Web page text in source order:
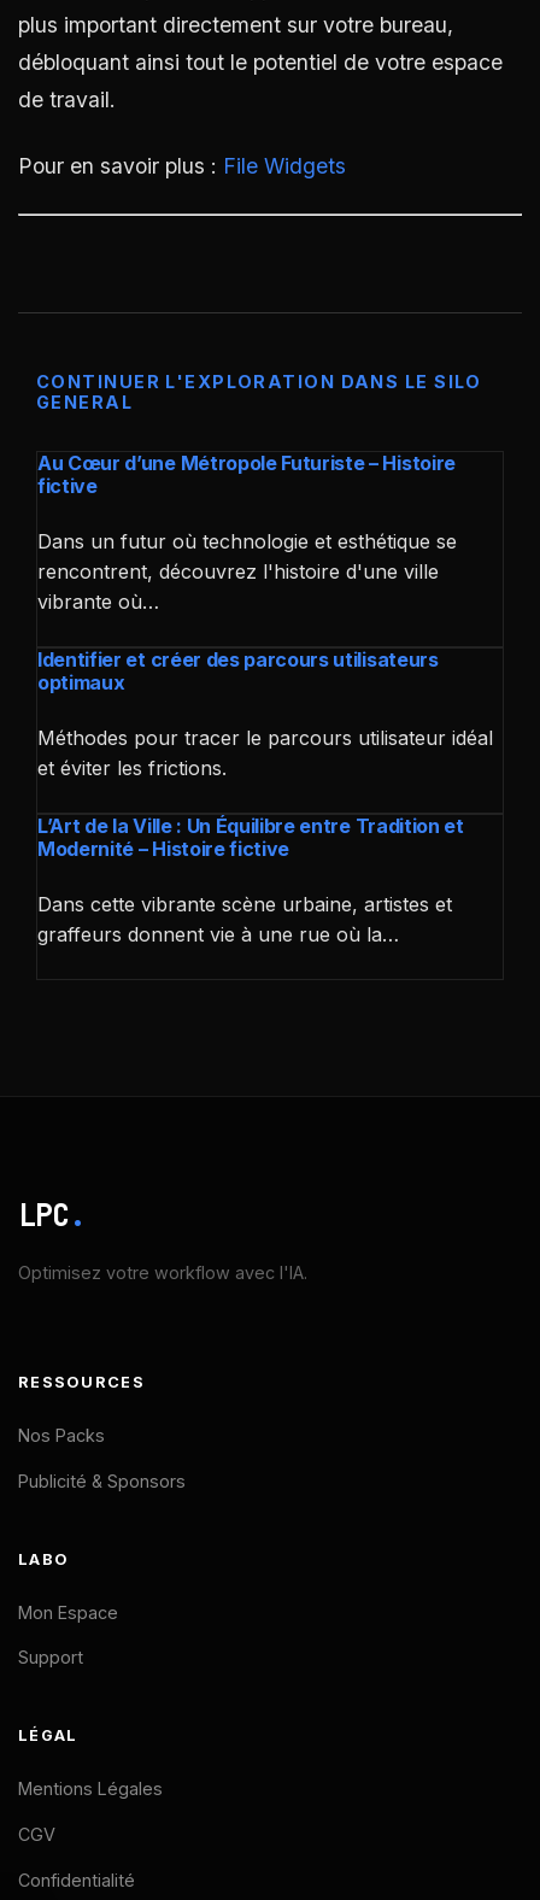
plus important directement sur votre bureau,
débloquant ainsi tout le potentiel de votre espace
de travail.
Pour en savoir plus : File Widgets
CONTINUER L'EXPLORATION DANS LE SILO
GENERAL
Au Cœur d’une Métropole Futuriste – Histoire
fictive
Dans un futur où technologie et esthétique se
rencontrent, découvrez l'histoire d'une ville
vibrante où…
Identifier et créer des parcours utilisateurs
optimaux
Méthodes pour tracer le parcours utilisateur idéal
et éviter les frictions.
L’Art de la Ville : Un Équilibre entre Tradition et
Modernité – Histoire fictive
Dans cette vibrante scène urbaine, artistes et
graffeurs donnent vie à une rue où la…
LPC.
Optimisez votre workflow avec l'IA.
RESSOURCES
Nos Packs
Publicité & Sponsors
LABO
Mon Espace
Support
LÉGAL
Mentions Légales
CGV
Confidentialité